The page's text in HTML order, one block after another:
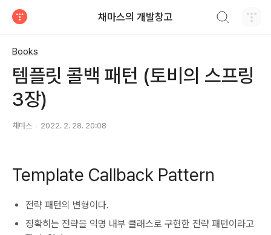
채마스의 개발창고
Books
템플릿 콜백 패턴 (토비의 스프링
3장)
채마스 2022. 2. 28. 20:08
Template Callback Pattern
전략 패턴의 변형이다.
정확히는 전략을 익명 내부 클래스로 구현한 전략 패턴이라고